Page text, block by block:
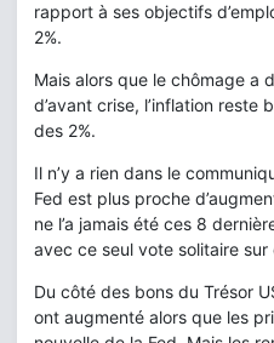
rapport à ses objectifs
2%.
Mais alors que le chômage a
d’avant crise, l’inflation reste
des 2%.
Il n’y a rien dans le
Fed est plus proche
ne l’a jamais été ces 8
avec ce seul vote solitaire sur
Du côté des bons du Trésor
ont augmenté alors que les